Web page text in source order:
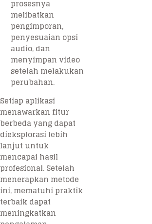
prosesnya
melibatkan
pengimporan,
penyesuaian opsi
audio, dan
menyimpan video
setelah melakukan
perubahan.
Setiap aplikasi
menawarkan fitur
berbeda yang dapat
dieksplorasi lebih
lanjut untuk
mencapai hasil
profesional. Setelah
menerapkan metode
ini, mematuhi praktik
terbaik dapat
meningkatkan